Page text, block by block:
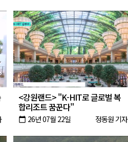
<강원랜드> "K-HIT로 글로벌 복
합리조트 꿈꾼다"
calendar_today 26년 07월 22일 정동원 기자